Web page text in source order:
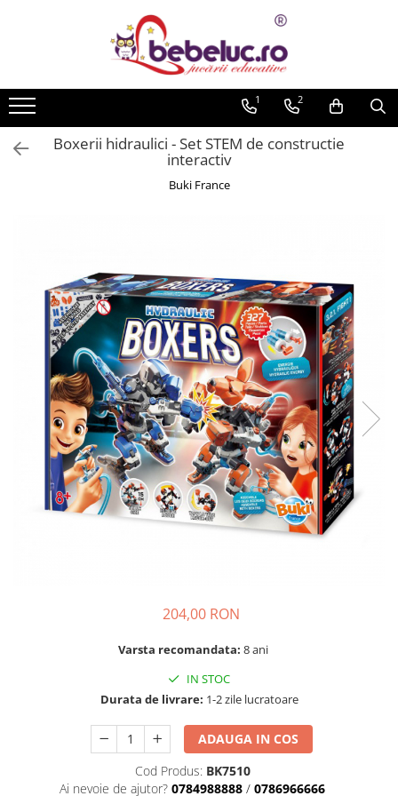
Toate Produsele
Jucarii pe varste
Jucarii educative
Set constructie copii
Roboti de jucarie
Jucarii Creativitate
Lucru manual copii
Seturi de desen
Seturi de pictura pentru copii
Tatuaje Copii
Nisip kinetic
Jucarii interactive
Proiector pentru copii
Instrumente muzicale pentru copii
Banc de lucru pentru copii
Casa de papusi
Bormasina magica
Costum Halloween Copii
Papusi si Bebelusi Reborn
Animale de jucarie
1 2
Boxerii hidraulici - Set STEM de constructie
interactiv
Buki France
204,00 RON
Varsta recomandata: 8 ani
IN STOC
Durata de livrare: 1-2 zile lucratoare
ADAUGA IN COS
Cod Produs: BK7510
Ai nevoie de ajutor? 0784988888 / 0786966666